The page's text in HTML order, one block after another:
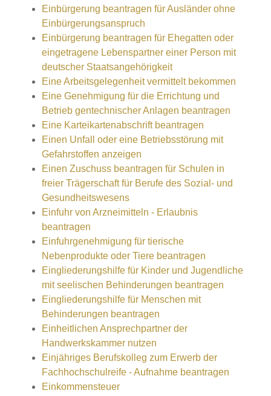
Einbürgerung beantragen für Ausländer ohne
Einbürgerungsanspruch
Einbürgerung beantragen für Ehegatten oder
eingetragene Lebenspartner einer Person mit
deutscher Staatsangehörigkeit
Eine Arbeitsgelegenheit vermittelt bekommen
Eine Genehmigung für die Errichtung und
Betrieb gentechnischer Anlagen beantragen
Eine Karteikartenabschrift beantragen
Einen Unfall oder eine Betriebsstörung mit
Gefahrstoffen anzeigen
Einen Zuschuss beantragen für Schulen in
freier Trägerschaft für Berufe des Sozial- und
Gesundheitswesens
Einfuhr von Arzneimitteln - Erlaubnis
beantragen
Einfuhrgenehmigung für tierische
Nebenprodukte oder Tiere beantragen
Eingliederungshilfe für Kinder und Jugendliche
mit seelischen Behinderungen beantragen
Eingliederungshilfe für Menschen mit
Behinderungen beantragen
Einheitlichen Ansprechpartner der
Handwerkskammer nutzen
Einjähriges Berufskolleg zum Erwerb der
Fachhochschulreife - Aufnahme beantragen
Einkommensteuer